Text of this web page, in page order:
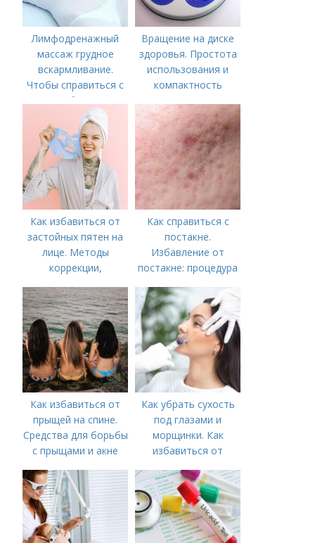
Лимфодренажный
массаж грудное
вскармливание.
Чтобы справиться с
нагрубанием,
необходимо
предпринять
следующие действия:
Вращение на диске
здоровья. Простота
использования и
компактность
Как избавиться от
застойных пятен на
лице. Методы
коррекции,
акне и удаления
рубцов и шрамов
постакне
Как справиться с
постакне.
Избавление от
постакне: процедура
Как избавиться от
прыщей на спине.
Средства для борьбы
с прыщами и акне
Как убрать сухость
под глазами и
морщинки. Как
избавиться от
косметологические
процедуры